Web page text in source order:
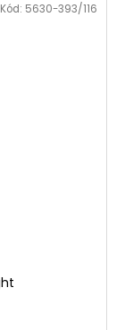
Kód: 5630-393/116